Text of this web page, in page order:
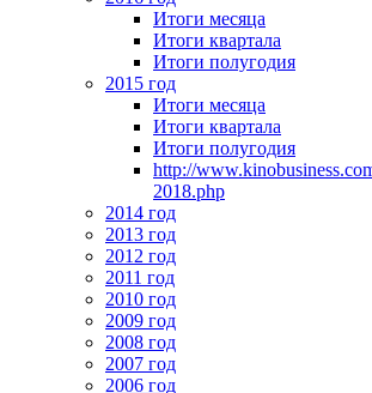
Итоги месяца
Итоги квартала
Итоги полугодия
2015 год
Итоги месяца
Итоги квартала
Итоги полугодия
http://
2018.php
2014 год
2013 год
2012 год
2011 год
2010 год
2009 год
2008 год
2007 год
2006 год